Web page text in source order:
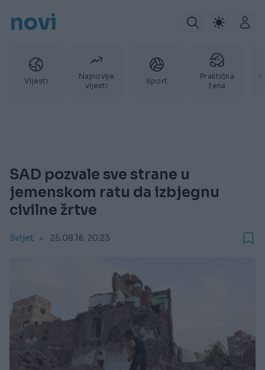
novi
Vijesti
Najnovije
vijesti
Sport
Praktična
žena
SAD pozvale sve strane u
jemenskom ratu da izbjegnu
civilne žrtve
Svijet 25.08.16. 20:23